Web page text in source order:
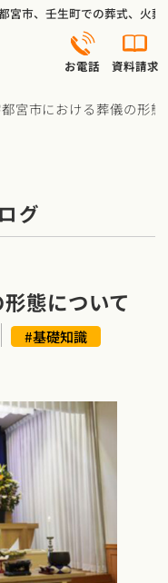
宮市、壬生町での葬式、火
お電話 資料請求
宮市における葬儀の形
グ
態について
#基礎知識